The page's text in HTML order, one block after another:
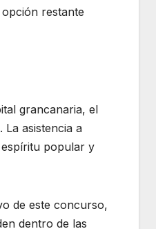
restante
grancanaria, el
asistencia a
popular y
de este concurso,
dentro de las